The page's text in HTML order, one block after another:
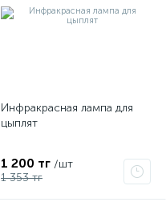
Инфракрасная лампа для
цыплят
1 200 тг /шт
1 353 тг